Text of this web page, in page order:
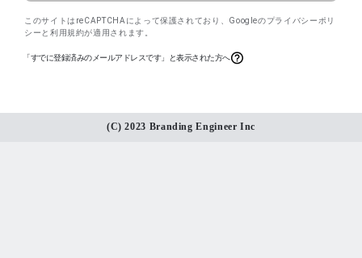
このサイトはreCAPTCHAによって保護されており、 Googleのプライバシーポリ
シー と 利用規約が適用されます。
「すでに登録済みのメールアドレスです」と表示された方へ
(C) 2023 Branding Engineer Inc